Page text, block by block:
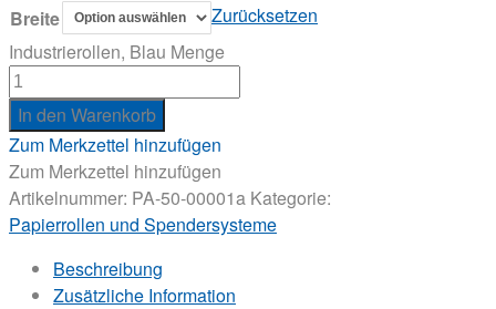
Breite
Zurücksetzen
Industrierollen, Blau Menge
In den Warenkorb
Zum Merkzettel hinzufügen
Zum Merkzettel hinzufügen
Artikelnummer: PA-50-00001a Kategorie:
Papierrollen und Spendersysteme
Beschreibung
Zusätzliche Information